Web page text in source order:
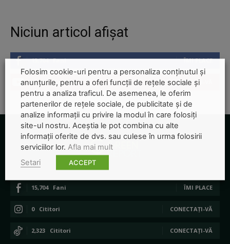
Niciun articol afișat
15,704 Fani ÎMI PLACE
22,800 Abonați ABONAȚI-VĂ
15,704 Fani ÎMI PLACE
0 Cititori CONECTAȚI-VĂ
2,323 Cititori CONECTAȚI-VĂ
Folosim cookie-uri pentru a personaliza conținutul și
anunțurile, pentru a oferi funcții de rețele sociale și
pentru a analiza traficul. De asemenea, le oferim
partenerilor de rețele sociale, de publicitate și de
analize informații cu privire la modul în care folosiți
site-ul nostru. Aceștia le pot combina cu alte
informații oferite de dvs. sau culese în urma folosirii
serviciilor lor. Afla mai mult
Setari
ACCEPT